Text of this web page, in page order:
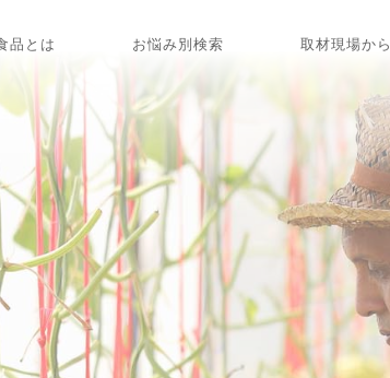
品とは お悩み別検索 取材現場から